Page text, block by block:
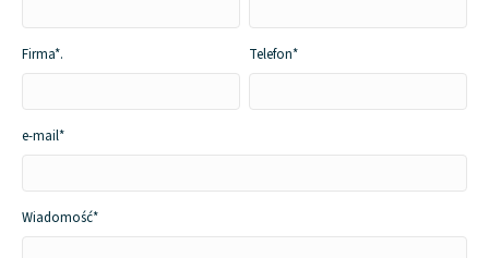
Firma*. Telefon*
e-mail*
Wiadomość*